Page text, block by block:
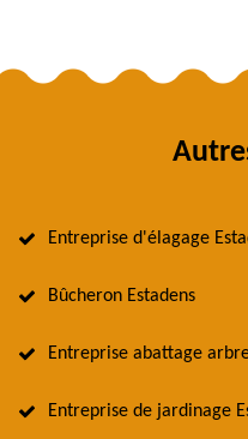
Entreprise d'élagage
Bûcheron Estadens
Entreprise abattage
Entreprise de jardinage